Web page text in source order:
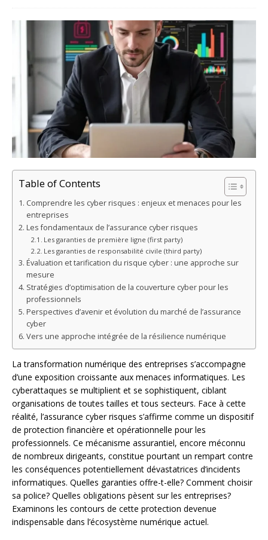
Table of Contents
Comprendre les cyber risques : enjeux et menaces pour les
entreprises
Les fondamentaux de l’assurance cyber risques
Les garanties de première ligne (first party)
Les garanties de responsabilité civile (third party)
Évaluation et tarification du risque cyber : une approche sur
mesure
Stratégies d’optimisation de la couverture cyber pour les
professionnels
Perspectives d’avenir et évolution du marché de l’assurance
cyber
Vers une approche intégrée de la résilience numérique
La transformation numérique des entreprises s’accompagne
d’une exposition croissante aux menaces informatiques. Les
cyberattaques se multiplient et se sophistiquent, ciblant
organisations de toutes tailles et tous secteurs. Face à cette
réalité, l’assurance cyber risques s’affirme comme un dispositif
de protection financière et opérationnelle pour les
professionnels. Ce mécanisme assurantiel, encore méconnu
de nombreux dirigeants, constitue pourtant un rempart contre
les conséquences potentiellement dévastatrices d’incidents
informatiques. Quelles garanties offre-t-elle? Comment choisir
sa police? Quelles obligations pèsent sur les entreprises?
Examinons les contours de cette protection devenue
indispensable dans l’écosystème numérique actuel.